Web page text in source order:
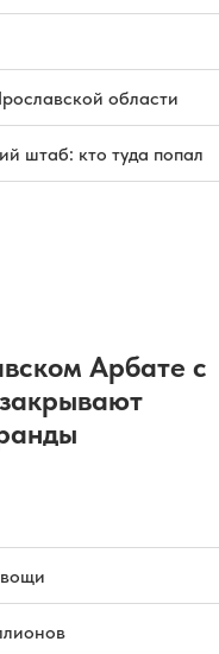
области
штаб: кто туда попал
Арбате с